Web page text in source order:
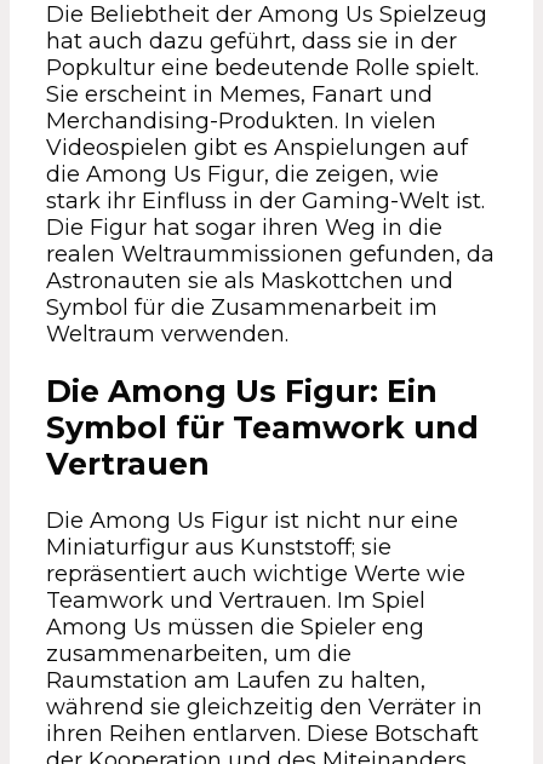
Die Beliebtheit der Among Us Spielzeug
hat auch dazu geführt, dass sie in der
Popkultur eine bedeutende Rolle spielt.
Sie erscheint in Memes, Fanart und
Merchandising-Produkten. In vielen
Videospielen gibt es Anspielungen auf
die Among Us Figur, die zeigen, wie
stark ihr Einfluss in der Gaming-Welt ist.
Die Figur hat sogar ihren Weg in die
realen Weltraummissionen gefunden, da
Astronauten sie als Maskottchen und
Symbol für die Zusammenarbeit im
Weltraum verwenden.
Die Among Us Figur: Ein
Symbol für Teamwork und
Vertrauen
Die Among Us Figur ist nicht nur eine
Miniaturfigur aus Kunststoff; sie
repräsentiert auch wichtige Werte wie
Teamwork und Vertrauen. Im Spiel
Among Us müssen die Spieler eng
zusammenarbeiten, um die
Raumstation am Laufen zu halten,
während sie gleichzeitig den Verräter in
ihren Reihen entlarven. Diese Botschaft